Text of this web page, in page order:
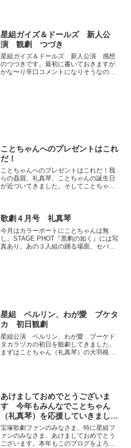
星組ガイズ＆ドールズ 新人公
演 観劇 つづき
星組ガイズ＆ドールズ 新人公演 感想
のつづきです。最初に書いておきますが
かな〜り辛口コメントになりそうなので
ことちゃんへのプレゼントはこれ
だ！
ことちゃんへのプレゼントはこれだ！我
らの贔屓、礼真琴、ことちゃんの誕生日
が近づいてきました。そしてことちゃん
りました、ディズニーラン...
歌劇４月号 礼真琴
今月はカラーポートにことちゃんは無
し。STAGE PHOT『黒豹の如く』には写
真あり。あの３人組の踊る場面、セバス
星組 ベルリン、わが愛 ブケタ
カ 初日観劇
星組公演 ベルリン、わが愛 ブーケド
タカラヅカの初日を観劇してきました。
まずはことちゃん（礼真琴）の大羽根を
あけましておめでとうございま
す 今年もみんなでことちゃん
（礼真琴）を応援していきましょ
う
宝塚歌劇ファンのみなさま、特に星組フ
ァンのみなさま、あけましておめでとう
ございます。本年もこのブログをよろし